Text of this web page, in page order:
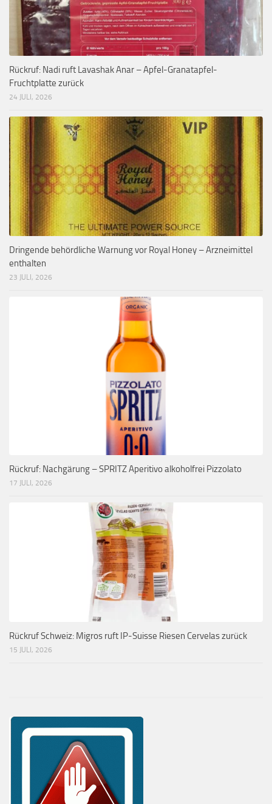
Rückruf: Nadi ruft Lavashak Anar – Apfel-Granatapfel-
Fruchtplatte zurück
24 JULI, 2026
Dringende behördliche Warnung vor Royal Honey – Arzneimittel
enthalten
23 JULI, 2026
Rückruf: Nachgärung – SPRITZ Aperitivo alkoholfrei Pizzolato
17 JULI, 2026
Rückruf Schweiz: Migros ruft IP-Suisse Riesen Cervelas zurück
15 JULI, 2026